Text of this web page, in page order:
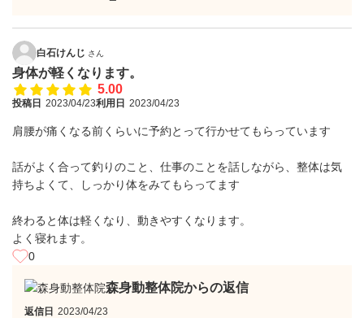
白石けんじ さん
身体が軽くなります。
5.00
投稿日 2023/04/23利用日 2023/04/23
肩腰が痛くなる前くらいに予約とって行かせてもらっています
話がよく合って釣りのこと、仕事のことを話しながら、整体は気
持ちよくて、しっかり体をみてもらってます
終わると体は軽くなり、動きやすくなります。
よく寝れます。
0
森身動整体院からの返信
返信日 2023/04/23